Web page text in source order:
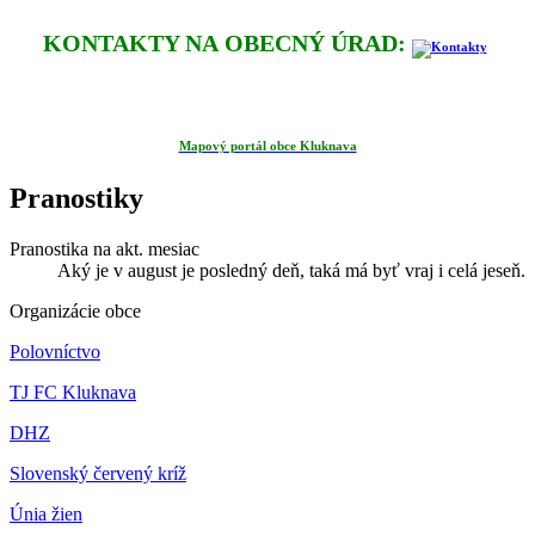
KONTAKTY NA OBECNÝ ÚRAD:
Mapový portál obce Kluknava
Pranostiky
Pranostika na akt. mesiac
Aký je v august je posledný deň, taká má byť vraj i celá jeseň.
Organizácie obce
Polovníctvo
TJ FC Kluknava
DHZ
Slovenský červený kríž
Únia žien